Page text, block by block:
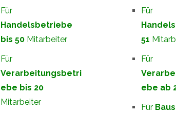
Für
Handelsbetriebe
bis 50 Mitarbeiter
Für
Verarbeitungsbetri
ebe bis 20
Mitarbeiter
Für
51
Für
ebe ab
Für